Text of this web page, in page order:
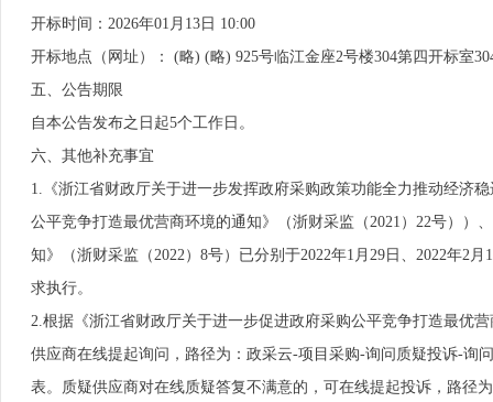
开标时间：2026年01月13日 10:00
开标地点（网址）： (略) (略) 925号临江金座2号楼304第四开标室
五、公告期限
自本公告发布之日起5个工作日。
六、其他补充事宜
1.《浙江省财政厅关于进一步发挥政府采购政策功能全力推动经济
公平竞争打造最优营商环境的通知》（浙财采监（2021）22号）
知》（浙财采监（2022）8号）已分别于2022年1月29日、2022年2
求执行。
2.根据《浙江省财政厅关于进一步促进政府采购公平竞争打造最优
供应商在线提起询问，路径为：政采云-项目采购-询问质疑投诉-询
表。质疑供应商对在线质疑答复不满意的，可在线提起投诉，路径